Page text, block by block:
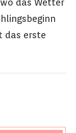
das Wetter
das erste